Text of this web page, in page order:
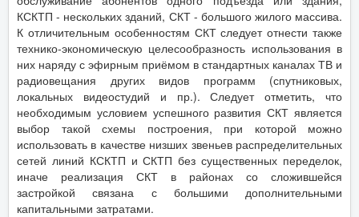
КСКТП - нескольких зданий, СКТ - большого жилого массива.
К отличительным особенностям СКТ следует отнести также
технико-экономическую целесообразность использования в
них наряду с эфирным приёмом в стандартных каналах ТВ и
радиовещания других видов программ (спутниковых,
локальных видеостудий и пр.). Следует отметить, что
необходимым условием успешного развития СКТ является
выбор такой схемы построения, при которой можно
использовать в качестве низших звеньев распределительных
сетей линий КСКТП и СКТП без существенных переделок,
иначе реализация СКТ в районах со сложившейся
застройкой связана с большими дополнительными
капитальными затратами.